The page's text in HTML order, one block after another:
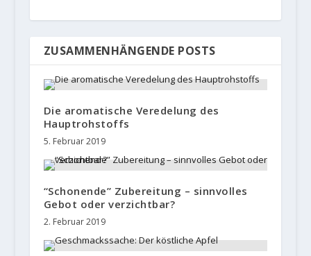
ZUSAMMENHÄNGENDE POSTS
Die aromatische Veredelung des
Hauptrohstoffs
5. Februar 2019
“Schonende” Zubereitung – sinnvolles
Gebot oder verzichtbar?
2. Februar 2019